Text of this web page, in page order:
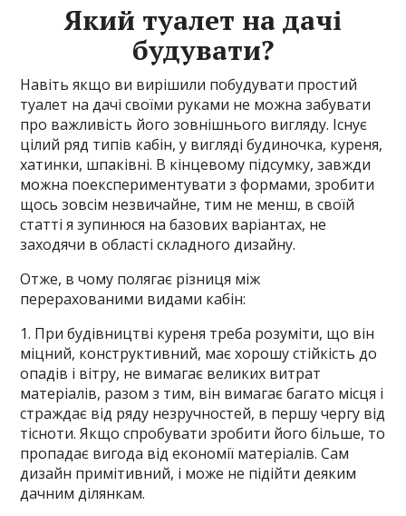
Який туалет на дачі
будувати?
Навіть якщо ви вирішили побудувати простий
туалет на дачі своїми руками не можна забувати
про важливість його зовнішнього вигляду. Існує
цілий ряд типів кабін, у вигляді будиночка, куреня,
хатинки, шпаківні. В кінцевому підсумку, завжди
можна поекспериментувати з формами, зробити
щось зовсім незвичайне, тим не менш, в своїй
статті я зупинюся на базових варіантах, не
заходячи в області складного дизайну.
Отже, в чому полягає різниця між
перерахованими видами кабін:
1. При будівництві куреня треба розуміти, що він
міцний, конструктивний, має хорошу стійкість до
опадів і вітру, не вимагає великих витрат
матеріалів, разом з тим, він вимагає багато місця і
страждає від ряду незручностей, в першу чергу від
тісноти. Якщо спробувати зробити його більше, то
пропадає вигода від економії матеріалів. Сам
дизайн примітивний, і може не підійти деяким
дачним ділянкам.